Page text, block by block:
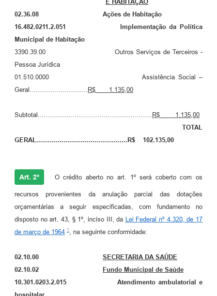
E HABITAÇÃO
02.36.08 Ações de Habitação
16.482.0211.2.051 Implementação da Política
Municipal de Habitação
3390.39.00 Outros Serviços de Terceiros -
Pessoa Jurídica
01.510.0000 Assistência Social –
Geral.............................. R$ 1.135,00
Subtotal........................................................... R$ 1.135,00
TOTAL
GERAL...............................................R$ 102.135,00
Art. 2º O crédito aberto no art. 1º será coberto com os
recursos provenientes da anulação parcial das dotações
orçamentárias a seguir especificadas, com fundamento no
disposto no art. 43, § 1º, inciso III, da Lei Federal nº 4.320, de 17
de março de 1964
, na seguinte conformidade:
02.10.00 SECRETARIA DA SAÚDE
02.10.02
Fundo Municipal de Saúde
10.301.0203.2.015 Atendimento ambulatorial e